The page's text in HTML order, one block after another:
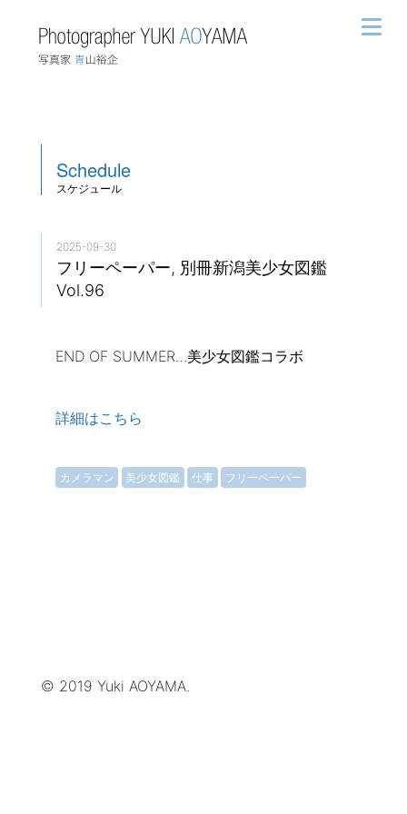
Schedule
スケジュール
2025-09-30
フリーペーパー, 別冊新潟美少女図鑑
Vol.96
END OF SUMMER…美少女図鑑コラボ
詳細はこちら
カメラマン 美少女図鑑 仕事 フリーペーパー
© 2019 Yuki AOYAMA.